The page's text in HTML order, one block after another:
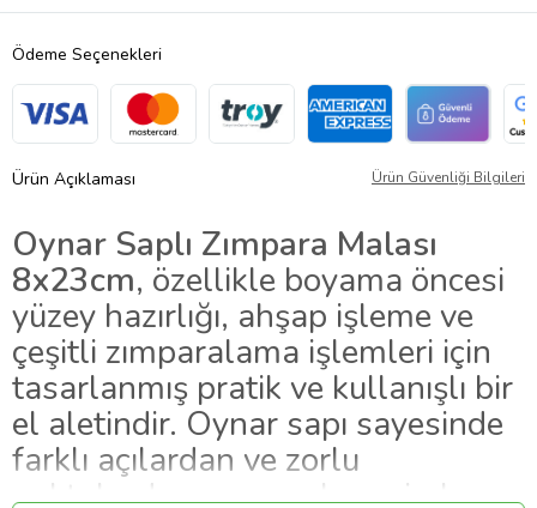
Ödeme Seçenekleri
Ürün Açıklaması Ürün Güvenliği Bilgileri
Oynar Saplı Zımpara Malası
8x23cm, özellikle boyama öncesi
yüzey hazırlığı, ahşap işleme ve
çeşitli zımparalama işlemleri için
tasarlanmış pratik ve kullanışlı bir
el aletindir. Oynar sapı sayesinde
farklı açılardan ve zorlu
noktalardan zımparalama imkanı